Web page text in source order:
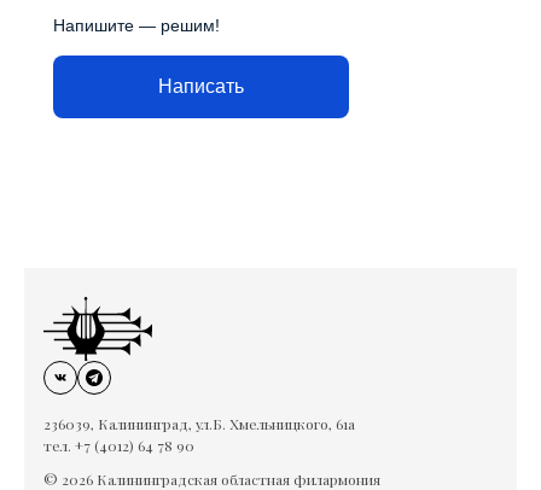
Напишите — решим!
Написать
236039, Калининград, ул.Б. Хмельницкого, 61а
тел. +7 (4012) 64 78 90
© 2026 Калининградская областная филармония